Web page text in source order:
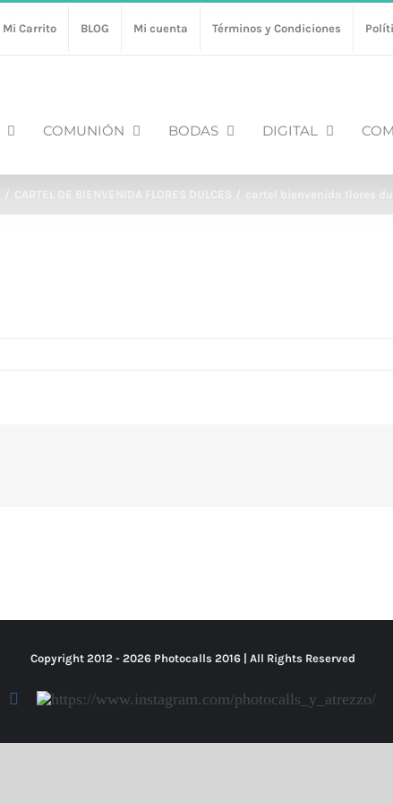
Mi Carrito BLOG Mi cuenta Términos y Condiciones
COMUNIÓN BODAS DIGITAL
CARTEL DE BIENVENIDA FLORES DULCES cartel bienvenida flores
Copyright 2012 - 2026 Photocalls 2016| All Rights Reserved
Facebook
Https://www.instagram.com/photocalls_y_atrezzo/